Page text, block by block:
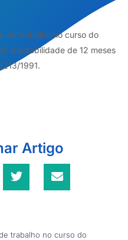
de trabalho no curso do
à estabilidade de 12 meses
1991.
Artigo
trabalho no curso do